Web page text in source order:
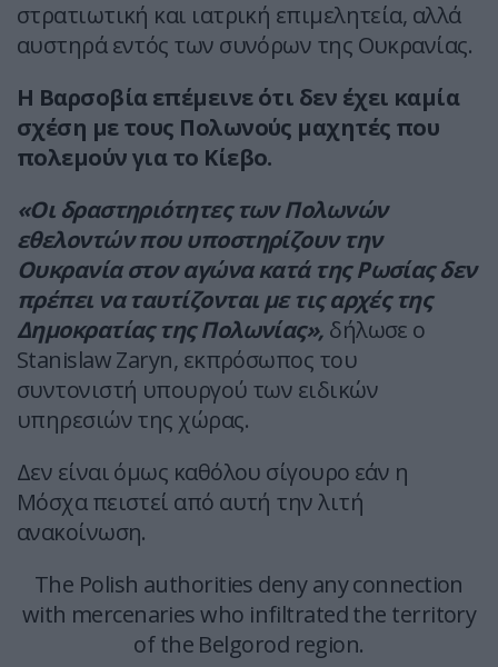
στρατιωτική και ιατρική επιμελητεία, αλλά
αυστηρά εντός των συνόρων της Ουκρανίας.
Η Βαρσοβία επέμεινε ότι δεν έχει καμία
σχέση με τους Πολωνούς μαχητές που
πολεμούν για το Κίεβο.
«Οι δραστηριότητες των Πολωνών
εθελοντών που υποστηρίζουν την
Ουκρανία στον αγώνα κατά της Ρωσίας δεν
πρέπει να ταυτίζονται με τις αρχές της
Δημοκρατίας της Πολωνίας», δήλωσε ο
Stanislaw Zaryn, εκπρόσωπος του
συντονιστή υπουργού των ειδικών
υπηρεσιών της χώρας.
Δεν είναι όμως καθόλου σίγουρο εάν η
Μόσχα πειστεί από αυτή την λιτή
ανακοίνωση.
The Polish authorities deny any connection
with mercenaries who infiltrated the territory
of the Belgorod region.